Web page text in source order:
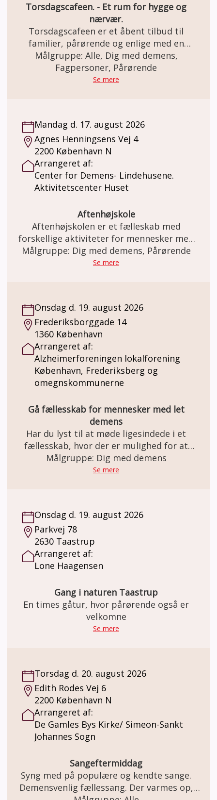
Torsdagscafeen. - Et rum for hygge og
nærvær.
Torsdagscafeen er et åbent tilbud til
familier, pårørende og enlige med en
demenssygdom samt efterlevere fra hele
Nordsjælland. Det er gratis at deltage. Man
behøver ikke være medlem af foreningen for
underholdning, der ofte indbyder til
fællessang.
Målgruppe: Alle, Dig med demens,
Fagpersoner, Pårørende
Se mere
Mandag d. 17. august 2026
Agnes Henningsens Vej 4
2200 København N
Arrangeret af:
Center for Demens- Lindehusene.
Aktivitetscenter Huset
Aftenhøjskole
Aftenhøjskolen er et fælleskab med
forskellige aktiviteter for mennesker med
demens sammen med familie og venner.
Målgruppe: Dig med demens, Pårørende
Se mere
Onsdag d. 19. august 2026
Frederiksborggade 14
1360 København
Arrangeret af:
Alzheimerforeningen lokalforening
København, Frederiksberg og
omegnskommunerne
Gå fællesskab for mennesker med let
demens
Har du lyst til at møde ligesindede i et
fællesskab, hvor der er mulighed for at
skabe netværk, nye relationer – og måske
endda venskaber? Gåturene er med til at
Målgruppe: Dig med demens
Se mere
Onsdag d. 19. august 2026
Parkvej 78
2630 Taastrup
Arrangeret af:
Lone Haagensen
Gang i naturen Taastrup
En times gåtur, hvor pårørende også er
velkomne
Se mere
Torsdag d. 20. august 2026
Edith Rodes Vej 6
2200 København N
Arrangeret af:
De Gamles Bys Kirke/ Simeon-Sankt
Johannes Sogn
Sangeftermiddag
Syng med på populære og kendte sange.
Demensvenlig fællessang. Der varmes op,